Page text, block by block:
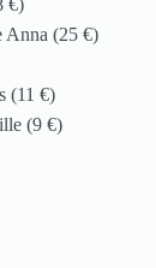
€)
Anna (25 €)
(11 €)
(9 €)